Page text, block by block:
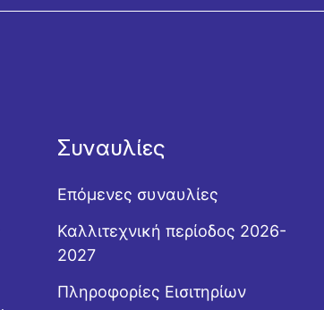
Συναυλίες
Επόμενες συναυλίες
Καλλιτεχνική περίοδος 2026-
2027
Πληροφορίες Εισιτηρίων